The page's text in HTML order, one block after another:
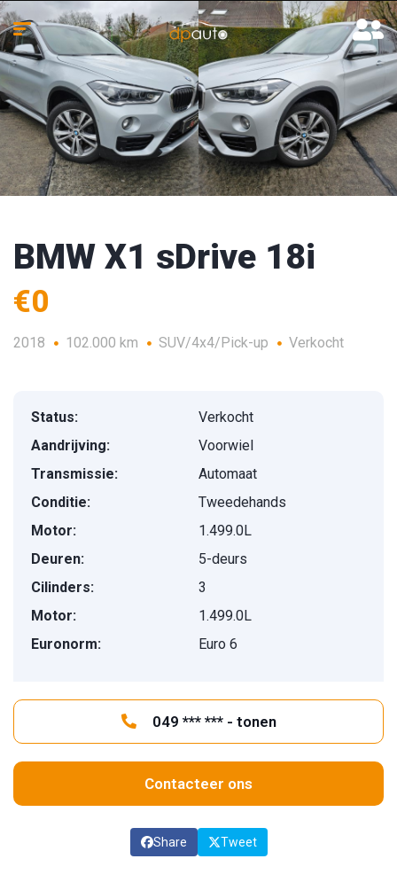
BMW X1 sDrive 18i
€0
2018 102.000 km SUV/4x4/Pick-up Verkocht
Status:
Verkocht
Aandrijving:
Voorwiel
Transmissie:
Automaat
Conditie:
Tweedehands
Motor:
1.499.0L
Deuren:
5-deurs
Cilinders:
3
Motor:
1.499.0L
Euronorm:
Euro 6
049 *** *** - tonen
Contacteer ons
Share Tweet